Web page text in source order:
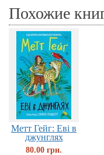
Похожие
Метт Гейг: Еві в
джунглях
80.00 грн.